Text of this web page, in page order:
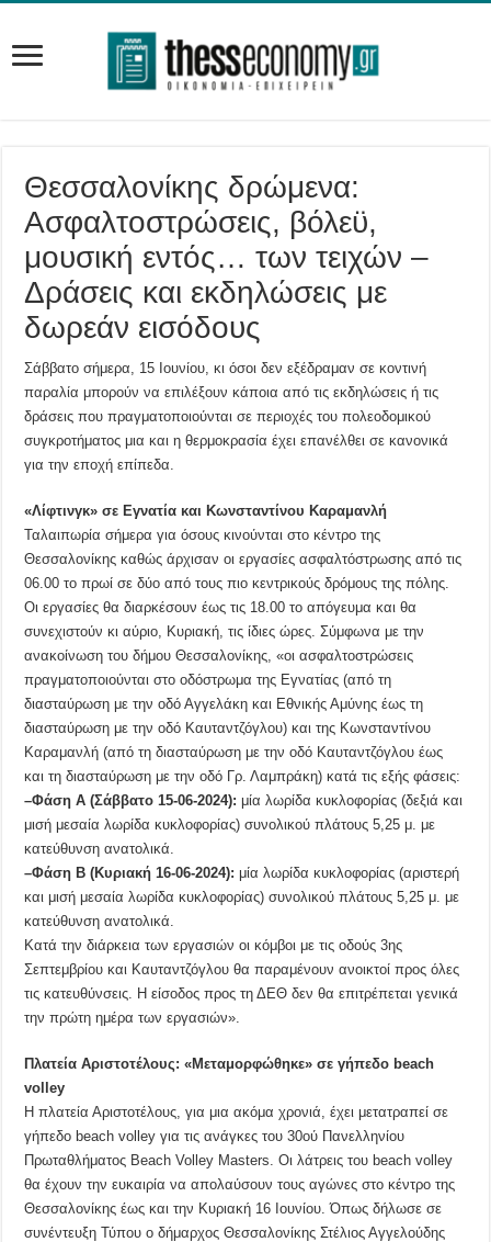
Θεσσαλονίκης δρώμενα:
Ασφαλτοστρώσεις, βόλεϋ,
μουσική εντός… των τειχών –
Δράσεις και εκδηλώσεις με
δωρεάν εισόδους
Σάββατο σήμερα, 15 Ιουνίου, κι όσοι δεν εξέδραμαν σε κοντινή
παραλία μπορούν να επιλέξουν κάποια από τις εκδηλώσεις ή τις
δράσεις που πραγματοποιούνται σε περιοχές του πολεοδομικού
συγκροτήματος μια και η θερμοκρασία έχει επανέλθει σε κανονικά
για την εποχή επίπεδα.
«Λίφτινγκ» σε Εγνατία και Κωνσταντίνου Καραμανλή
Ταλαιπωρία σήμερα για όσους κινούνται στο κέντρο της
Θεσσαλονίκης καθώς άρχισαν οι εργασίες ασφαλτόστρωσης από τις
06.00 το πρωί σε δύο από τους πιο κεντρικούς δρόμους της πόλης.
Οι εργασίες θα διαρκέσουν έως τις 18.00 το απόγευμα και θα
συνεχιστούν κι αύριο, Κυριακή, τις ίδιες ώρες. Σύμφωνα με την
ανακοίνωση του δήμου Θεσσαλονίκης, «οι ασφαλτοστρώσεις
πραγματοποιούνται στο οδόστρωμα της Εγνατίας (από τη
διασταύρωση με την οδό Αγγελάκη και Εθνικής Αμύνης έως τη
διασταύρωση με την οδό Καυταντζόγλου) και της Κωνσταντίνου
Καραμανλή (από τη διασταύρωση με την οδό Καυταντζόγλου έως
και τη διασταύρωση με την οδό Γρ. Λαμπράκη) κατά τις εξής φάσεις:
–Φάση Α (Σάββατο 15-06-2024): μία λωρίδα κυκλοφορίας (δεξιά και
μισή μεσαία λωρίδα κυκλοφορίας) συνολικού πλάτους 5,25 μ. με
κατεύθυνση ανατολικά.
–Φάση Β (Κυριακή 16-06-2024): μία λωρίδα κυκλοφορίας (αριστερή
και μισή μεσαία λωρίδα κυκλοφορίας) συνολικού πλάτους 5,25 μ. με
κατεύθυνση ανατολικά.
Κατά την διάρκεια των εργασιών οι κόμβοι με τις οδούς 3ης
Σεπτεμβρίου και Καυταντζόγλου θα παραμένουν ανοικτοί προς όλες
τις κατευθύνσεις. Η είσοδος προς τη ΔΕΘ δεν θα επιτρέπεται γενικά
την πρώτη ημέρα των εργασιών».
Πλατεία Αριστοτέλους: «Μεταμορφώθηκε» σε γήπεδο beach
volley
Η πλατεία Αριστοτέλους, για μια ακόμα χρονιά, έχει μετατραπεί σε
γήπεδο beach volley για τις ανάγκες του 30ού Πανελληνίου
Πρωταθλήματος Beach Volley Masters. Οι λάτρεις του beach volley
θα έχουν την ευκαιρία να απολαύσουν τους αγώνες στο κέντρο της
Θεσσαλονίκης έως και την Κυριακή 16 Ιουνίου. Όπως δήλωσε σε
συνέντευξη Τύπου ο δήμαρχος Θεσσαλονίκης Στέλιος Αγγελούδης